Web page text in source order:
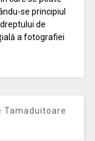
se principiul
de
a fotografiei
Tamaduitoare